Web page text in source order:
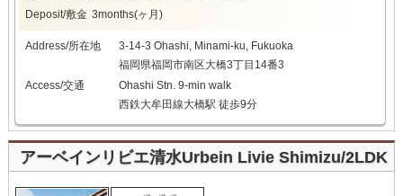
Deposit/敷金 3months(ヶ月)
Address/所在地
3-14-3 Ohashi, Minami-ku, Fukuoka
福岡県福岡市南区大橋3丁目14番3
Access/交通
Ohashi Stn. 9-min walk
西鉄大牟田線大橋駅 徒歩9分
アーベインリビエ清水Urbein Livie Shimizu/2LDK